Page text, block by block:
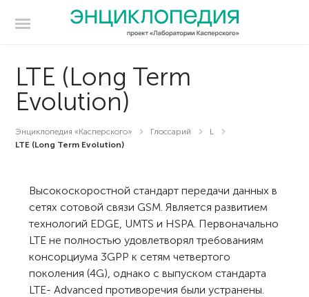
LTE (Long Term
Evolution)
Энциклопедия «Касперского» Глоссарий
L
LTE (Long Term Evolution)
Высокоскоростной стандарт передачи данных в
сетях сотовой связи GSM. Является развитием
технологий EDGE, UMTS и HSPA. Первоначально
LTE не полностью удовлетворял требованиям
консорциума 3GPP к сетям четвертого
поколения (4G), однако с выпуском стандарта
LTE- Advanced противоречия были устранены.